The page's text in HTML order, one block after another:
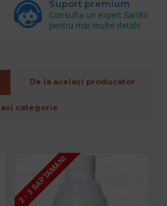
Suport premium
Consulta un expert Sanito
pentru mai multe detalii
De la acelasi producator
categorie
2 - 3 SAPTAMANI